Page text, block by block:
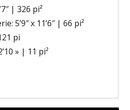
| 326 pi²
5’9″ x 11’6″ | 66 pi²
pi
» | 11 pi²